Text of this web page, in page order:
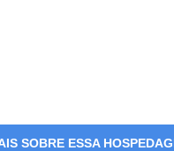
SOBRE ESSA